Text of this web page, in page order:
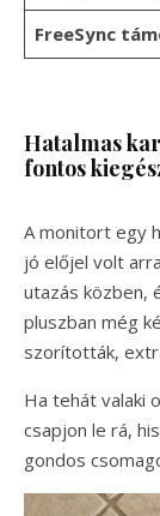
FreeSync
Hatalmas
fontos
A monitort egy
jó előjel volt
utazás közben,
pluszban még
szorították,
Ha tehát valaki
csapjon le rá,
gondos